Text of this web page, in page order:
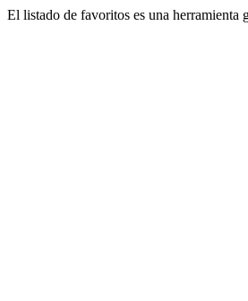
El listado de favoritos es una herramienta